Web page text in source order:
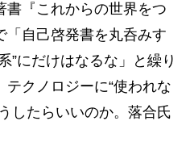
書『これからの世界をつ
「自己啓発書を丸呑みす
”にだけはなるな」と繰り
クノロジーに“使われな
したらいいのか。落合氏